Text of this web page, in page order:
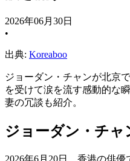
2026年06月30日
•
出典: Koreaboo
ジョーダン・チャンが北京
を受けて涙を流す感動的な
妻の冗談も紹介。
ジョーダン・チャ
2026年6月20日、香港の俳